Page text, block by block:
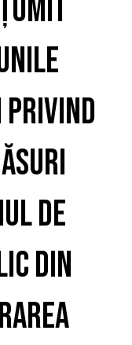
de
din